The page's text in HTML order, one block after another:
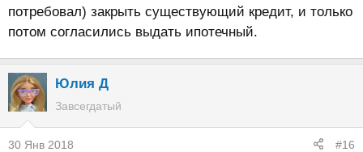
потребовал) закрыть существующий кредит, и только
потом согласились выдать ипотечный.
Юлия Д
Завсегдатый
30 Янв 2018 #16